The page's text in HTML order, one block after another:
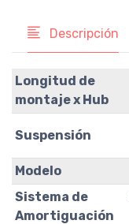
Descripción
Longitud de
montaje x Hub
Suspensión
Modelo
Sistema de
Amortiguación